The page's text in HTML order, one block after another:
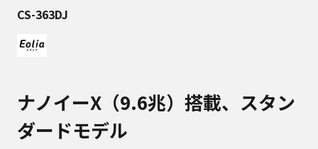
CS-363DJ
ナノイーX（9.6兆）搭載、スタン
ダードモデル